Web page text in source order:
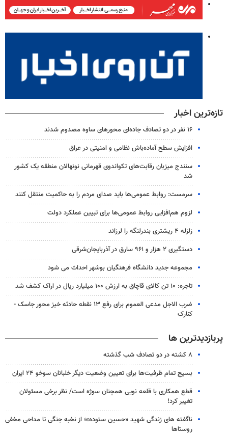
تازه‌ترین اخبار
۱۶ نفر در دو تصادف جاده‌ای محورهای ساوه مصدوم شدند
افزایش سطح آماده‌باش نظامی و امنیتی در عراق
سنندج میزبان رقابت‌های تکواندوی قهرمانی نونهالان منطقه یک کشور
شد
سرمست: روابط عمومی‌ها باید صدای مردم را به حاکمیت منتقل کنند
لزوم هم‌افزایی روابط‌ عمومی‌ها برای تبیین عملکرد دولت
زلزله ۴ ریشتری بندرلنگه را لرزاند
دستگیری ۲ هزار و ۹۶۱ سارق در آذربایجان‌شرقی
مجموعه جدید دانشگاه فرهنگیان بوشهر احداث می شود
تاجره: ۱۰ تن کالای قاچاق به ارزش ۱۰۰ میلیارد ریال در اراک کشف شد
ضرب الاجل مدعی العموم برای رفع ۱۳ نقطه حادثه خیز محور جاسک -
کنارک
پربازدیدترین ها
۸ کشته در دو تصادف شب گذشته
بسیج تمام ظرفیت‌ها برای تعیین وضعیت دیگر خلبانان سوخو ۲۴ ایران
قطع همکاری با قلعه نویی همچنان سوژه است/ نظر برخی مسئولان
تغییر کرد!
ناگفته های زندگی شهید «حسین ستوده»؛ از نخبه جنگی تا مداحی مخفی
روستاها